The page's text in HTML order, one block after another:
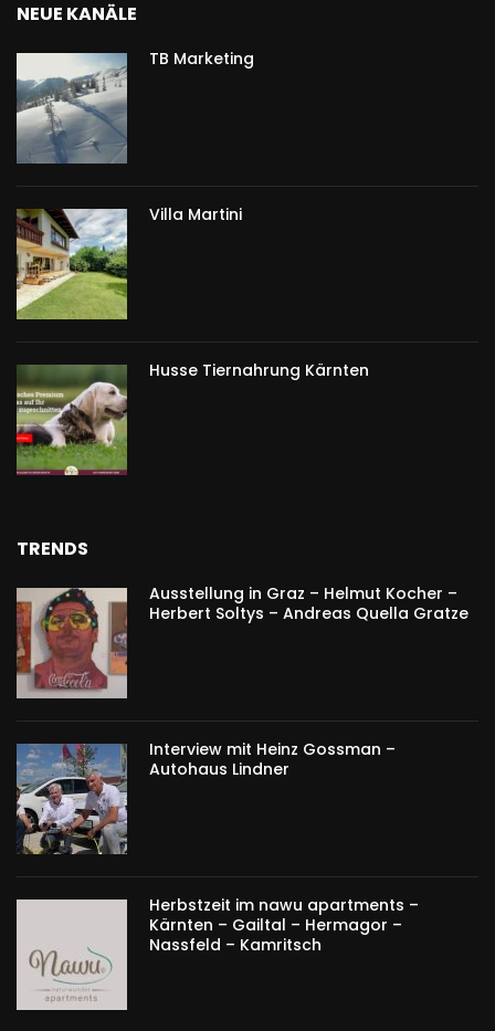
NEUE KANÄLE
TB Marketing
Villa Martini
Husse Tiernahrung Kärnten
TRENDS
Ausstellung in Graz – Helmut Kocher –
Herbert Soltys – Andreas Quella Gratze
Interview mit Heinz Gossman –
Autohaus Lindner
Herbstzeit im nawu apartments –
Kärnten – Gailtal – Hermagor –
Nassfeld – Kamritsch